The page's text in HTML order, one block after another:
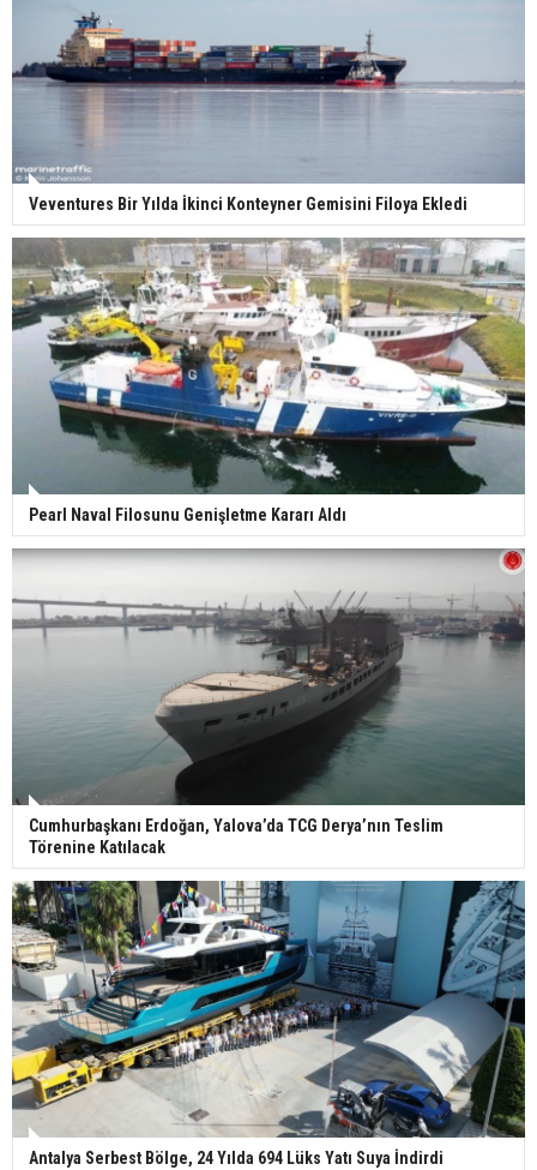
Veventures Bir Yılda İkinci Konteyner Gemisini Filoya Ekledi
Pearl Naval Filosunu Genişletme Kararı Aldı
Cumhurbaşkanı Erdoğan, Yalova’da TCG Derya’nın Teslim
Törenine Katılacak
Antalya Serbest Bölge, 24 Yılda 694 Lüks Yatı Suya İndirdi